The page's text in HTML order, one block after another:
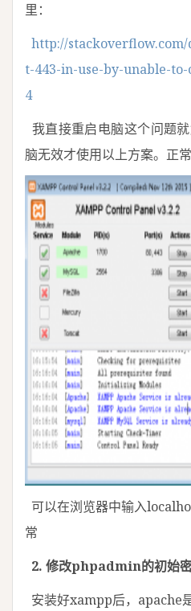
里：
http://stackoverflow.com/
t-443-in-use-by-unable-
4
我直接重启电脑这个问题
脑无效才使用以上方案。正
可以在浏览器中输入
常
2. 修改phpadmin的初始密
安装好xampp后，apache